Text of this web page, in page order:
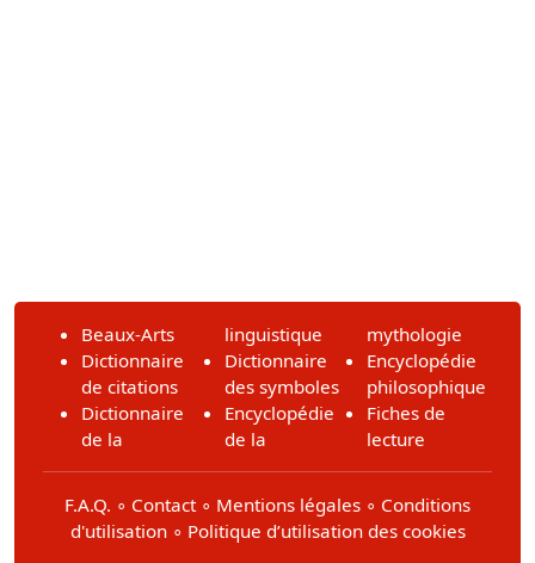
Beaux-Arts
Dictionnaire
de citations
Dictionnaire
de la
linguistique
Dictionnaire
des symboles
Encyclopédie
de la
mythologie
Encyclopédie
philosophique
Fiches de
lecture
F.A.Q. ∘ Contact ∘ Mentions légales ∘ Conditions
d'utilisation∘ Politique d’utilisation des cookies